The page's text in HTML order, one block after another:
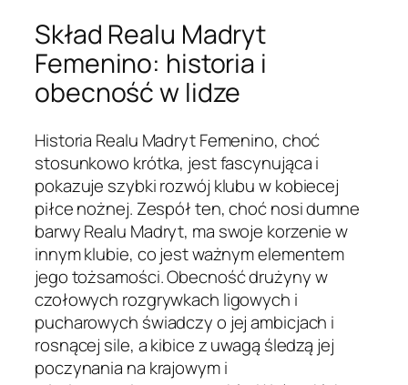
Skład Realu Madryt
Femenino: historia i
obecność w lidze
Historia Realu Madryt Femenino, choć
stosunkowo krótka, jest fascynująca i
pokazuje szybki rozwój klubu w kobiecej
piłce nożnej. Zespół ten, choć nosi dumne
barwy Realu Madryt, ma swoje korzenie w
innym klubie, co jest ważnym elementem
jego tożsamości. Obecność drużyny w
czołowych rozgrywkach ligowych i
pucharowych świadczy o jej ambicjach i
rosnącej sile, a kibice z uwagą śledzą jej
poczynania na krajowym i